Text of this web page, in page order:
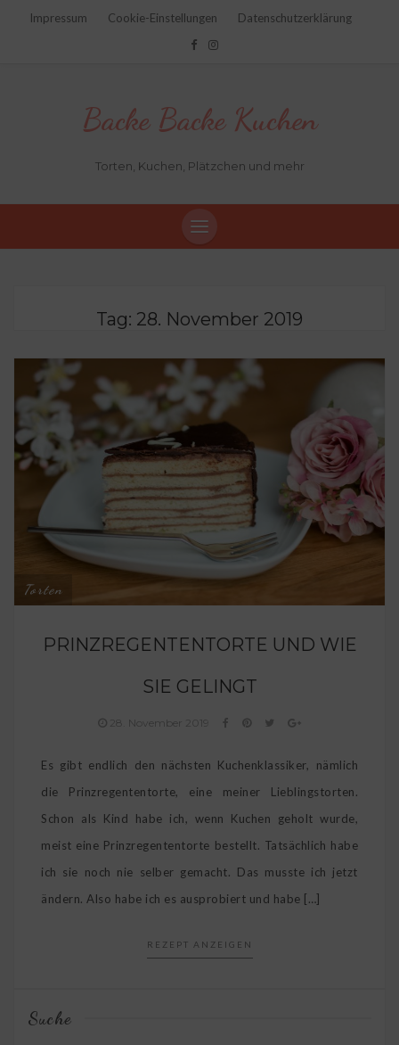
Impressum Cookie-Einstellungen Datenschutzerklärung
Backe Backe Kuchen
Torten, Kuchen, Plätzchen und mehr
Tag: 28. November 2019
Torten
PRINZREGENTENTORTE UND WIE
SIE GELINGT
28. November 2019
Es gibt endlich den nächsten Kuchenklassiker, nämlich
die Prinzregententorte, eine meiner Lieblingstorten.
Schon als Kind habe ich, wenn Kuchen geholt wurde,
meist eine Prinzregententorte bestellt. Tatsächlich habe
ich sie noch nie selber gemacht. Das musste ich jetzt
ändern. Also habe ich es ausprobiert und habe […]
REZEPT ANZEIGEN
Suche